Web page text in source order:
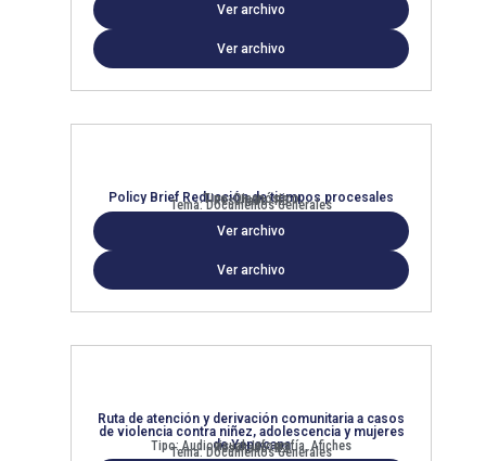
Ver archivo
Ver archivo
Policy Brief Reducción de tiempos procesales
Tema: Documentos Generales
Resultado: R3
Tipo: Diagnóstico
Ver archivo
Ver archivo
Ruta de atención y derivación comunitaria a casos
de violencia contra niñez, adolescencia y mujeres
de Yepocapa
Tema: Documentos Generales
Resultado: R2
Tipo: Audiovisual, Infografía, Afiches